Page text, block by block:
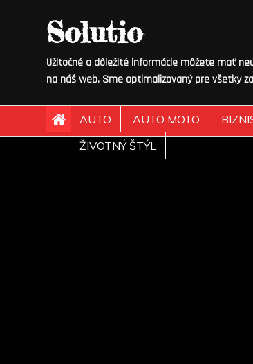
Solutio
Užitočné a dôležité informácie môžete mať
na náš web. Sme optimalizovaný pre všetky
AUTO AUTO MOTO
ŽIVOTNÝ ŠTÝL